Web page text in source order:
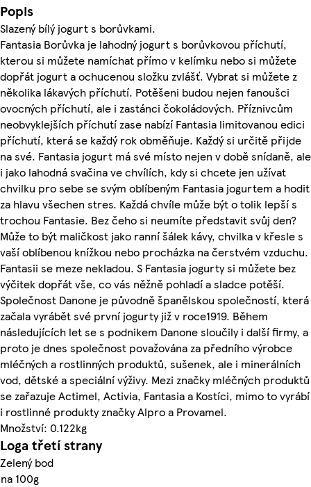
Popis
Slazený bílý jogurt s borůvkami.
Fantasia Borůvka je lahodný jogurt s borůvkovou příchutí,
kterou si můžete namíchat přímo v kelímku nebo si můžete
dopřát jogurt a ochucenou složku zvlášť. Vybrat si můžete z
několika lákavých příchutí. Potěšeni budou nejen fanoušci
ovocných příchutí, ale i zastánci čokoládových. Příznivcům
neobvyklejších příchutí zase nabízí Fantasia limitovanou edici
příchutí, která se každý rok obměňuje. Každý si určitě přijde
na své. Fantasia jogurt má své místo nejen v době snídaně, ale
i jako lahodná svačina ve chvílích, kdy si chcete jen užívat
chvilku pro sebe se svým oblíbeným Fantasia jogurtem a hodit
za hlavu všechen stres. Každá chvíle může být o tolik lepší s
trochou Fantasie. Bez čeho si neumíte představit svůj den?
Může to být maličkost jako ranní šálek kávy, chvilka v křesle s
vaší oblíbenou knížkou nebo procházka na čerstvém vzduchu.
Fantasii se meze nekladou. S Fantasia jogurty si můžete bez
výčitek dopřát vše, co vás něžně pohladí a sladce potěší.
Společnost Danone je původně španělskou společností, která
začala vyrábět své první jogurty již v roce1919. Během
následujících let se s podnikem Danone sloučily i další firmy, a
proto je dnes společnost považována za předního výrobce
mléčných a rostlinných produktů, sušenek, ale i minerálních
vod, dětské a speciální výživy. Mezi značky mléčných produktů
se zařazuje Actimel, Activia, Fantasia a Kostíci, mimo to vyrábí
i rostlinné produkty značky Alpro a Provamel.
Množství: 0.122kg
Loga třetí strany
Zelený bod
na 100g